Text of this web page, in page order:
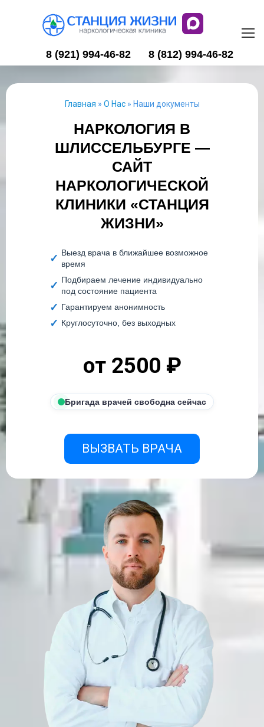
8 (921) 994-46-82 8 (812) 994-46-82
Главная » О Нас» Наши документы
НАРКОЛОГИЯ В
ШЛИССЕЛЬБУРГЕ —
САЙТ
НАРКОЛОГИЧЕСКОЙ
КЛИНИКИ «СТАНЦИЯ
ЖИЗНИ»
Выезд врача в ближайшее возможное
время
Подбираем лечение индивидуально
под состояние пациента
Гарантируем анонимность
Круглосуточно, без выходных
от 2500 ₽
Бригада врачей свободна сейчас
ВЫЗВАТЬ ВРАЧА